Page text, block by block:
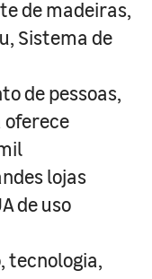
de madeiras,
Sistema de
de pessoas,
lojas
de uso
tecnologia,